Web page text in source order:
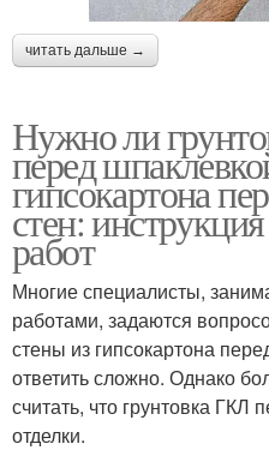
читать дальше →
Нужно ли
перед
гипсокартона
стен:
работ
Многие специалисты,
работами, задаются
стены из гипсокартона
ответить сложно. Однако
считать, что грунтовка ГКЛ
отделки.